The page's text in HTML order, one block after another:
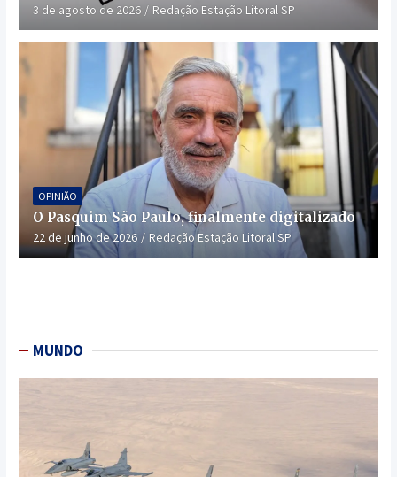
3 de agosto de 2026 Redação Estação Litoral SP
OPINIÃO
O Pasquim São Paulo, finalmente digitalizado
22 de junho de 2026 Redação Estação Litoral SP
MUNDO